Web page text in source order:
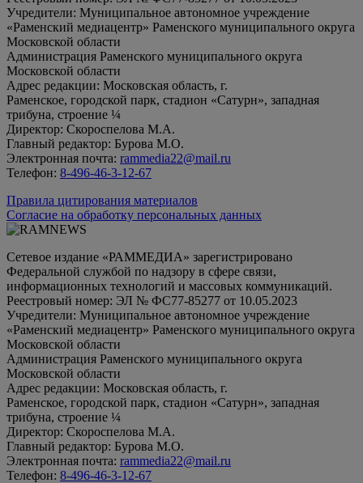
Учредители: Муниципальное автономное учреждение
«Раменский медиацентр» Раменского муниципального округа
Московской области
Администрация Раменского муниципального округа
Московской области
Адрес редакции: Московская область, г.
Раменское, городской парк, стадион «Сатурн», западная
трибуна, строение ¼
Директор: Скороспелова М.А.
Главный редактор: Бурова М.О.
Электронная почта: rammedia22@mail.ru
Телефон: 8-496-46-3-12-67
Правила цитирования материалов
Согласие на обработку персональных данных
Сетевое издание «РАММЕДИА» зарегистрировано
Федеральной службой по надзору в сфере связи,
информационных технологий и массовых коммуникаций.
Реестровый номер: ЭЛ № ФС77-85277 от 10.05.2023
Учредители: Муниципальное автономное учреждение
«Раменский медиацентр» Раменского муниципального округа
Московской области
Администрация Раменского муниципального округа
Московской области
Адрес редакции: Московская область, г.
Раменское, городской парк, стадион «Сатурн», западная
трибуна, строение ¼
Директор: Скороспелова М.А.
Главный редактор: Бурова М.О.
Электронная почта: rammedia22@mail.ru
Телефон: 8-496-46-3-12-67